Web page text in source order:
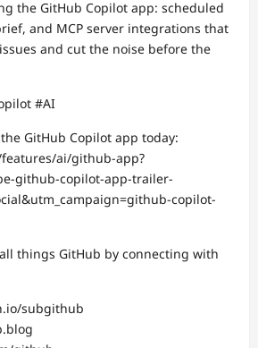
the GitHub Copilot app: scheduled
and MCP server integrations that
and cut the noise before the
#AI
GitHub Copilot app today:
ai/github-app?
github-copilot-app-trailer-
copilot-
things GitHub by connecting with
subgithub